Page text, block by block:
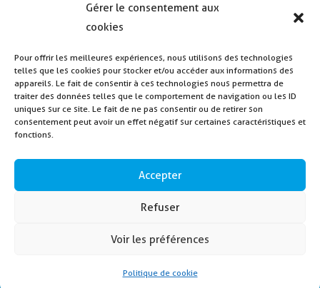
Gérer le consentement aux
cookies
Pour offrir les meilleures expériences, nous utilisons des technologies
telles que les cookies pour stocker et/ou accéder aux informations des
appareils. Le fait de consentir à ces technologies nous permettra de
traiter des données telles que le comportement de navigation ou les ID
uniques sur ce site. Le fait de ne pas consentir ou de retirer son
consentement peut avoir un effet négatif sur certaines caractéristiques et
fonctions.
Accepter
Refuser
Voir les préférences
Politique de cookie
160, route de Morlàas
64160 - Buros
Tél : 05 59 62 54 49
Inscription alerte SMS
Contactez nous
2024 – Mairie de Buros – Créé en collaboration